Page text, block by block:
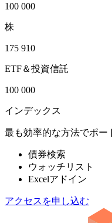
100 000
株
175 910
ETF＆投資信託
100 000
インデックス
最も効率的な方法でポー
債券検索
ウォッチリスト
Excelアドイン
アクセスを申し込む